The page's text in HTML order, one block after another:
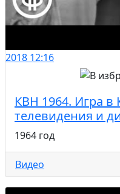
2018 12:16
КВН 1964. Игра
телевидения и
1964 год
Видео